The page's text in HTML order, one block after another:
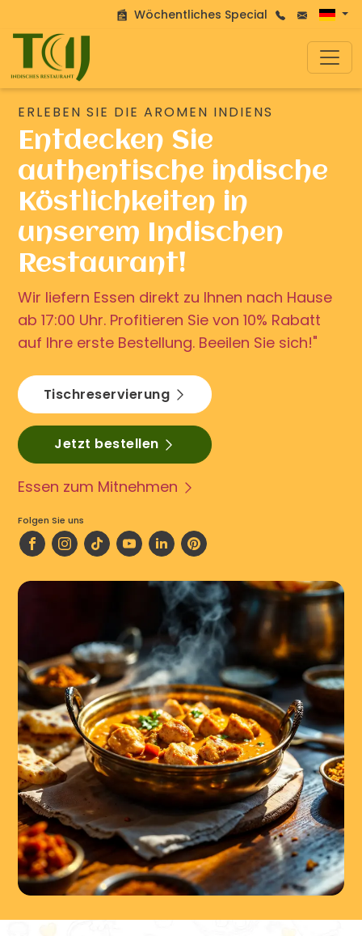
Wöchentliches Special
ERLEBEN SIE DIE AROMEN INDIENS
Entdecken Sie
authentische indische
Köstlichkeiten in
unserem Indischen
Restaurant!
Wir liefern Essen direkt zu Ihnen nach Hause
ab 17:00 Uhr. Profitieren Sie von 10% Rabatt
auf Ihre erste Bestellung. Beeilen Sie sich!"
Tischreservierung
Jetzt bestellen
Essen zum Mitnehmen
Folgen Sie uns